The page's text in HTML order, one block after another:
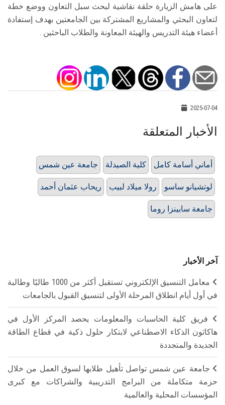
على هامش الزيارة حلقة نقاشية لبحث سبل التعاون ووضع خطة
لتعاون البحثي والمشاريع المشتركة بين الجامعتين بهدف إستفادة
أعضاء هيئة التدريس والهيئة المعاونة والطلاب الباحثين .
2025-07-04
الأخبار المتعلقة
جامعة عين شمس كلية الصيدلة أماني أسامة كامل
ريحاب عثمان أحمد رولا ميلاد لبيب لوتشيانو ساسو
جامعة سابينزا روما
آخر الأخبار
معامل التنسيق الإلكتروني تستقبل أكثر من 1000 طالبًا وطالبة
في أول أيام انطلاق المرحلة الأولى لتنسيق القبول بالجامعات
فريق كلية الحاسبات والمعلومات يحصد المركز الأول في
هاكاثون الذكاء الاصطناعي لابتكار حلول ذكية في قطاع الطاقة
الجديدة والمتجددة
جامعة عين شمس تواصل تأهيل طلابها لسوق العمل من خلال
حزمة متكاملة من البرامج التدريبية والشراكات مع كبرى
المؤسسات المحلية والعالمية